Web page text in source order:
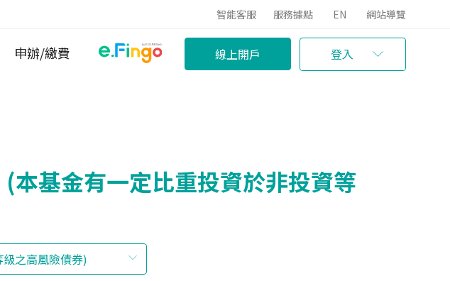
智能客服 服務據點 EN 網站導覽
申辦/繳費 線上開戶 登入
(本基金有一定比重投資於非投資等